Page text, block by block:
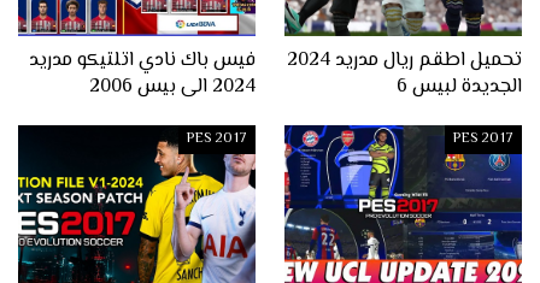
تحميل اطقم ريال مدريد 2024
الجديدة لبيس 6
فيس باك نادي اتلتيكو مدريد
2024 الى بيس 2006
PES 2017
PES 2017